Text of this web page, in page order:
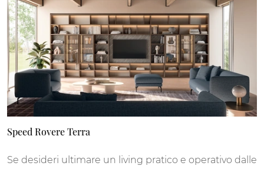
Speed Rovere Terra
Se desideri ultimare un living pratico e operativo dalle